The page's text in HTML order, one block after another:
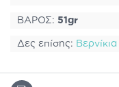
ΒΑΡΟΣ: 51gr
Δες επίσης: